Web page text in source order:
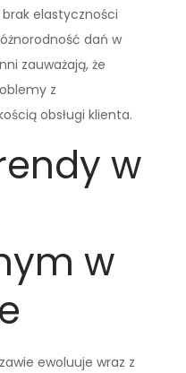
elastyczności
dań w
zauważają, że
z
obsługi klienta.
w
w
ewoluuje wraz z